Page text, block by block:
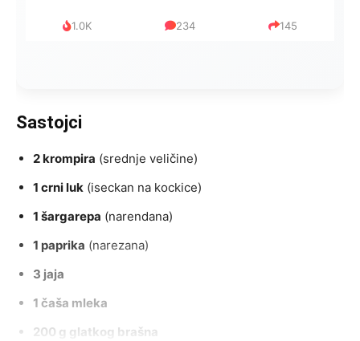
1.0K 234 145
Sastojci
2 krompira (srednje veličine)
1 crni luk (iseckan na kockice)
1 šargarepa (narendana)
1 paprika (narezana)
3 jaja
1 čaša mleka
200 g glatkog brašna